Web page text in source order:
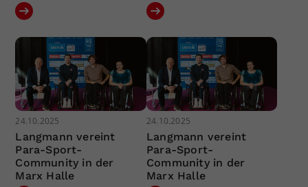
24.10.2025
Langmann vereint
Para-Sport-
Community in der
Marx Halle
24.10.2025
Langmann vereint
Para-Sport-
Community in der
Marx Halle